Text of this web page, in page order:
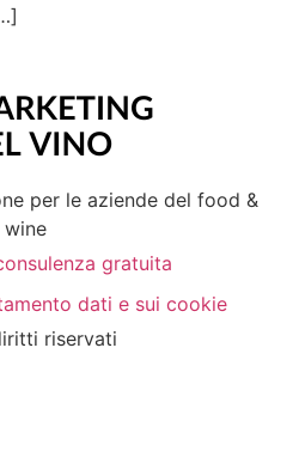
per le aziende del food &
wine
gratuita
dati e sui cookie
riservati